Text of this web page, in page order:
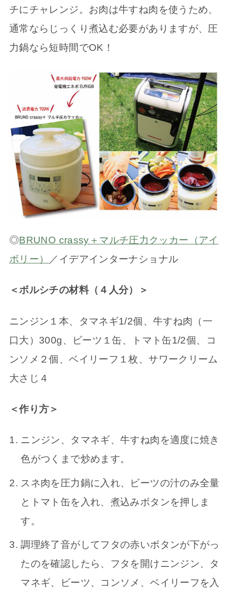
チにチャレンジ。お肉は牛すね肉を使うため、
通常ならじっくり煮込む必要がありますが、圧
力鍋なら短時間でOK！
◎BRUNO crassy＋マルチ圧力クッカー（アイ
ボリー）
／イデアインターナショナル
＜ボルシチの材料（４人分）＞
ニンジン１本、タマネギ1/2個、牛すね肉（一
口大）300g、ビーツ１缶、トマト缶1/2個、コ
ンソメ２個、ベイリーフ１枚、サワークリーム
大さじ４
＜作り方＞
ニンジン、タマネギ、牛すね肉を適度に焼き
色がつくまで炒めます。
スネ肉を圧力鍋に入れ、ビーツの汁のみ全量
とトマト缶を入れ、煮込みボタンを押しま
す。
調理終了音がしてフタの赤いボタンが下がっ
たのを確認したら、フタを開けニンジン、タ
マネギ、ビーツ、コンソメ、ベイリーフを入